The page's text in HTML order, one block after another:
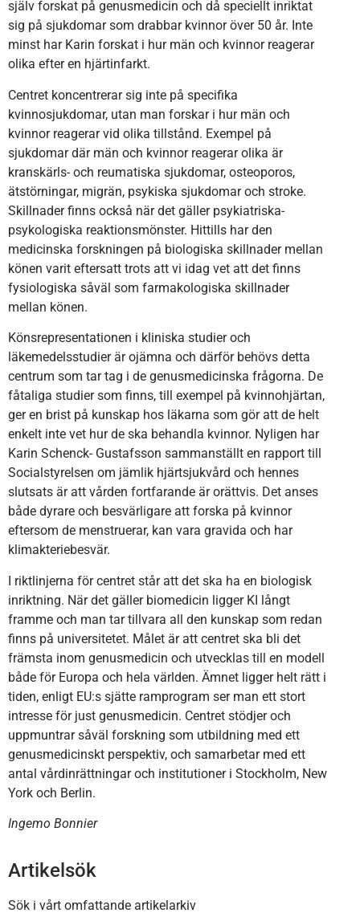
själv forskat på genusmedicin och då speciellt inriktat
sig på sjukdomar som drabbar kvinnor över 50 år. Inte
minst har Karin forskat i hur män och kvinnor reagerar
olika efter en hjärtinfarkt.
Centret koncentrerar sig inte på specifika
kvinnosjukdomar, utan man forskar i hur män och
kvinnor reagerar vid olika tillstånd. Exempel på
sjukdomar där män och kvinnor reagerar olika är
kranskärls- och reumatiska sjukdomar, osteoporos,
ätstörningar, migrän, psykiska sjukdomar och stroke.
Skillnader finns också när det gäller psykiatriska-
psykologiska reaktionsmönster. Hittills har den
medicinska forskningen på biologiska skillnader mellan
könen varit eftersatt trots att vi idag vet att det finns
fysiologiska såväl som farmakologiska skillnader
mellan könen.
Könsrepresentationen i kliniska studier och
läkemedelsstudier är ojämna och därför behövs detta
centrum som tar tag i de genusmedicinska frågorna. De
fåtaliga studier som finns, till exempel på kvinnohjärtan,
ger en brist på kunskap hos läkarna som gör att de helt
enkelt inte vet hur de ska behandla kvinnor. Nyligen har
Karin Schenck- Gustafsson sammanställt en rapport till
Socialstyrelsen om jämlik hjärtsjukvård och hennes
slutsats är att vården fortfarande är orättvis. Det anses
både dyrare och besvärligare att forska på kvinnor
eftersom de menstruerar, kan vara gravida och har
klimakteriebesvär.
I riktlinjerna för centret står att det ska ha en biologisk
inriktning. När det gäller biomedicin ligger KI långt
framme och man tar tillvara all den kunskap som redan
finns på universitetet. Målet är att centret ska bli det
främsta inom genusmedicin och utvecklas till en modell
både för Europa och hela världen. Ämnet ligger helt rätt i
tiden, enligt EU:s sjätte ramprogram ser man ett stort
intresse för just genusmedicin. Centret stödjer och
uppmuntrar såväl forskning som utbildning med ett
genusmedicinskt perspektiv, och samarbetar med ett
antal vårdinrättningar och institutioner i Stockholm, New
York och Berlin.
Ingemo Bonnier
Artikelsök
Sök i vårt omfattande artikelarkiv